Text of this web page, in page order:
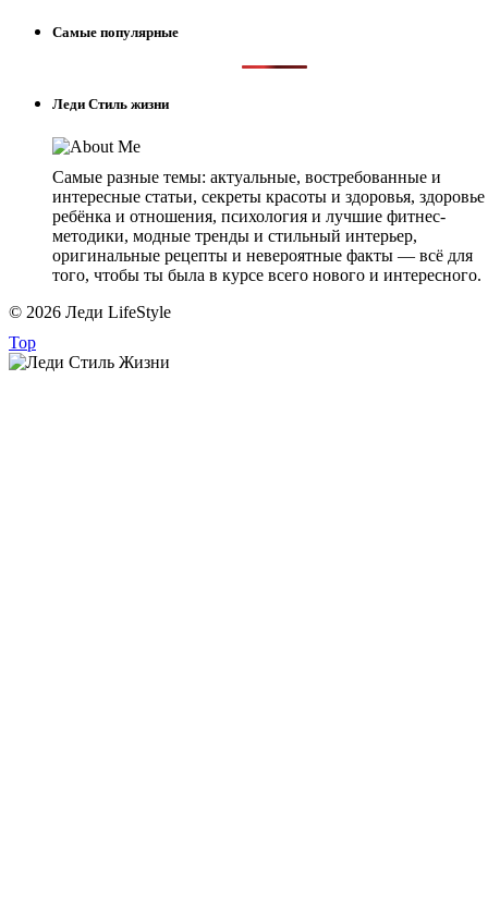
Самые популярные
Леди Стиль жизни
Самые разные темы: актуальные, востребованные и
интересные статьи, секреты красоты и здоровья, здоровье
ребёнка и отношения, психология и лучшие фитнес-
методики, модные тренды и стильный интерьер,
оригинальные рецепты и невероятные факты — всё для
того, чтобы ты была в курсе всего нового и интересного.
© 2026 Леди LifeStyle
Top